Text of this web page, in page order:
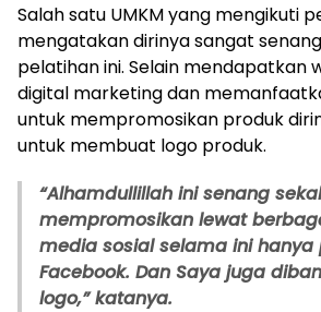
Salah satu UMKM yang mengikuti
mengatakan dirinya sangat
pelatihan ini. Selain mendapatkan
digital marketing dan
untuk mempromosikan produk
untuk membuat logo produk.
“Alhamdullillah ini senang
mempromosikan lewat
media sosial selama ini hanya
Facebook. Dan Saya juga
logo,” katanya.